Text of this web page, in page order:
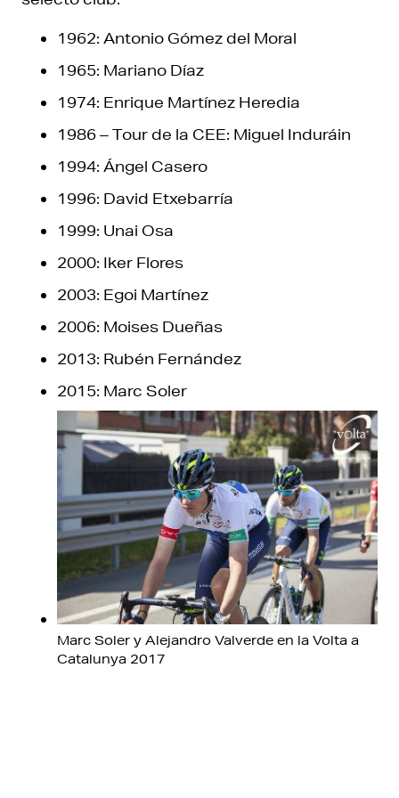
1962: Antonio Gómez del Moral
1965: Mariano Díaz
1974: Enrique Martínez Heredia
1986 – Tour de la CEE: Miguel Induráin
1994: Ángel Casero
1996: David Etxebarría
1999: Unai Osa
2000: Iker Flores
2003: Egoi Martínez
2006: Moises Dueñas
2013: Rubén Fernández
2015: Marc Soler
Marc Soler y Alejandro Valverde en la Volta a
Catalunya 2017